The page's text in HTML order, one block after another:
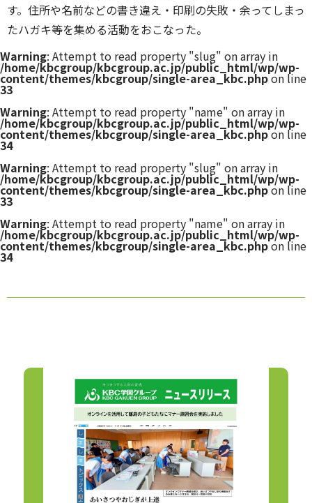
す。住所や名前などの書き違え・印刷の失敗・余ってしまっ
たハガキ等を集める活動をおこなった。
Warning: Attempt to read property "slug" on array in
/home/kbcgroup/kbcgroup.ac.jp/public_html/wp/wp-
content/themes/kbcgroup/single-area_kbc.phpon line
33
Warning: Attempt to read property "name" on array in
/home/kbcgroup/kbcgroup.ac.jp/public_html/wp/wp-
content/themes/kbcgroup/single-area_kbc.phpon line
34
Warning: Attempt to read property "slug" on array in
/home/kbcgroup/kbcgroup.ac.jp/public_html/wp/wp-
content/themes/kbcgroup/single-area_kbc.phpon line
33
Warning: Attempt to read property "name" on array in
/home/kbcgroup/kbcgroup.ac.jp/public_html/wp/wp-
content/themes/kbcgroup/single-area_kbc.phpon line
34